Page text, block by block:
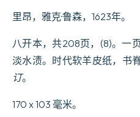
e0
Monseigneur
le
Serenissime
Prince
de
里昂，雅克·鲁森，1623年。
八开本，共208页，(8)。一
淡水渍。时代软羊皮纸，书
订。
170 x 103 毫米。